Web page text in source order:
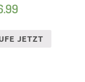
JETZT